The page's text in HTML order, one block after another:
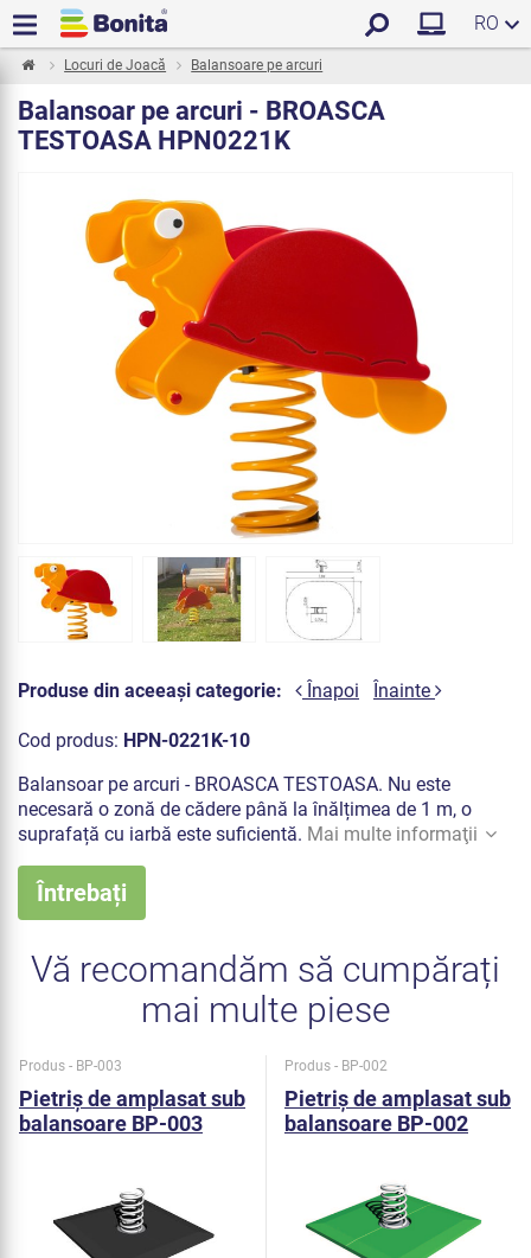
RO
Locuri de Joacă Balansoare pe arcuri
Balansoar pe arcuri - BROASCA
TESTOASA HPN0221K
Produse din aceeași categorie: Înapoi Înainte
Cod produs: HPN-0221K-10
Balansoar pe arcuri - BROASCA TESTOASA. Nu este
necesară o zonă de cădere până la înălțimea de 1 m, o
suprafață cu iarbă este suficientă. Mai multe informaţii
Întrebați
Vă recomandăm să cumpărați
mai multe piese
Produs - BP-003
Pietriș de amplasat sub
balansoare BP-003
Produs - BP-002
Pietriș de amplasat sub
balansoare BP-002